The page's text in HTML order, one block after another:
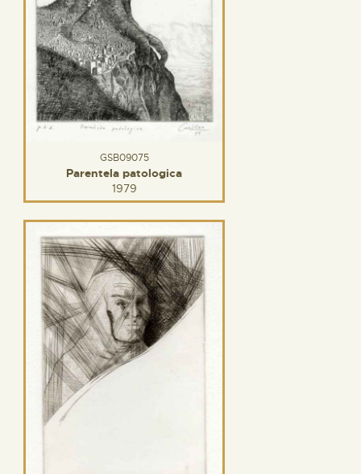
GSB09075
Parentela patologica
1979